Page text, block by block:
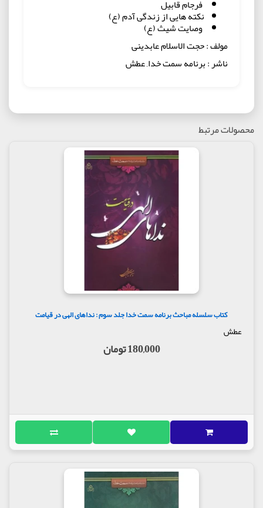
فرجام قابیل
نکته هایی از زندگی آدم (ع)
وصایت شیث (ع)
مولف : حجت الاسلام عابدینی
ناشر : برنامه سمت خدا, عطش
محصولات مرتبط
کتاب سلسله مباحث برنامه سمت خدا جلد سوم : نداهای الهی در قیامت
عطش
180,000 تومان